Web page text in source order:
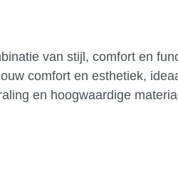
van stijl, comfort en
comfort en esthetiek,
en hoogwaardige